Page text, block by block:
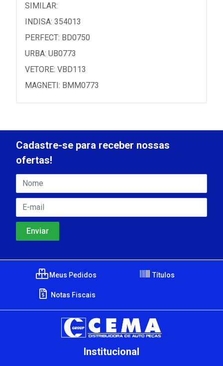
SIMILAR:
INDISA: 354013
PERFECT: BD0750
URBA: UB0773
VETORE: VBD113
MAGNETI: BMM0773
Cadastre-se para receber nossas
ofertas!
Meus Pedidos Títulos
Notas Fiscais
Institucional